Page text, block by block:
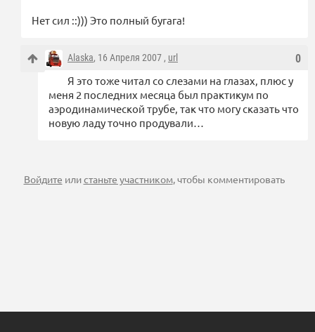
Нет сил ::))) Это полный бугага!
0
Alaska, 16 Апреля 2007 , url
Я это тоже читал со слезами на глазах, плюс у
меня 2 последних месяца был практикум по
аэродинамической трубе, так что могу сказать что
новую ладу точно продували…
Войдите илистаньте участником, чтобы комментировать